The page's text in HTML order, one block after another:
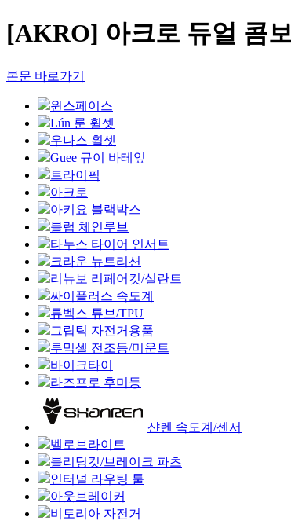
[AKRO] 아크로 듀얼 콤
본문 바로가기
윈스페이스
Lún 룬 휠셋
우나스 휠셋
Guee 규이 바테잎
트라이픽
아크로
아키요 블랙박스
블럽 체인루브
타누스 타이어 인서트
크라운 뉴트리션
리뉴보 리페어킷/실란트
싸이플러스 속도계
튜벡스 튜브/TPU
그립틱 자전거용품
루믹셀 전조등/미운트
바이크타이
라즈프로 후미등
샨렌 속도계/센서
벨로브라이트
블리딩킷/브레이크 파츠
인터널 라우팅 툴
아웃브레이커
비토리아 자전거